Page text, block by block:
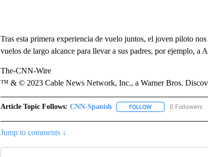
Tras esta primera experiencia de vuelo juntos, el joven piloto
vuelos de largo alcance para llevar a sus padres, por ejemplo, a
The-CNN-Wire
™ & © 2023 Cable News Network, Inc., a Warner Bros.
Article Topic Follows: CNN-Spanish FOLLOWFOLLOW "CNN-
0 Followers
Jump to comments ↓